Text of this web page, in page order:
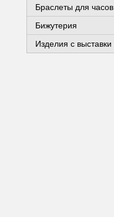
Браслеты для часов
Бижутерия
Изделия с выставки